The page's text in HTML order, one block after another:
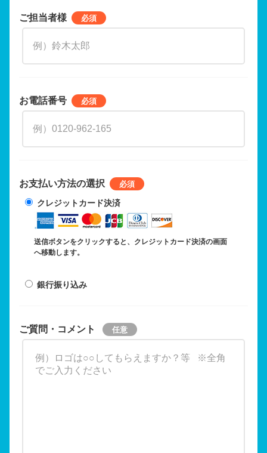
ご担当者様
お電話番号
お支払い方法の選択
クレジットカード決済
送信ボタンをクリックすると、クレジットカード決済の画面
へ移動します。
銀行振り込み
ご質問・コメント